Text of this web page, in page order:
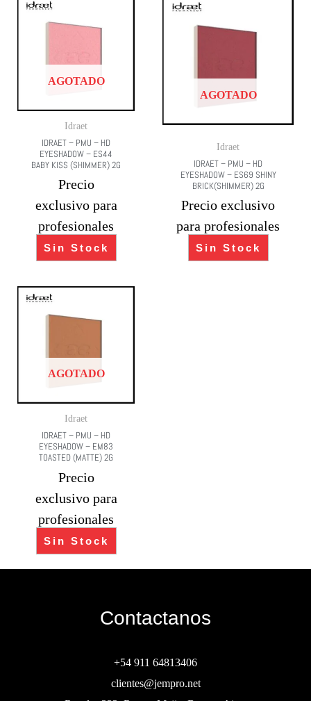
AGOTADO
Idraet
IDRAET – PMU – HD
EYESHADOW – ES44
BABY KISS (SHIMMER) 2G
Precio
exclusivo para
profesionales
Sin Stock
AGOTADO
Idraet
IDRAET – PMU – HD
EYESHADOW – ES69 SHINY
BRICK(SHIMMER) 2G
Precio exclusivo
para profesionales
Sin Stock
AGOTADO
Idraet
IDRAET – PMU – HD
EYESHADOW – EM83
TOASTED (MATTE) 2G
Precio
exclusivo para
profesionales
Sin Stock
Contactanos
+54 911 64813406
clientes@jempro.net